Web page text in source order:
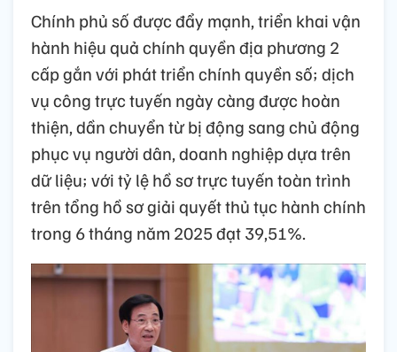
Chính phủ số được đẩy mạnh, triển khai vận
hành hiệu quả chính quyền địa phương 2
cấp gắn với phát triển chính quyền số; dịch
vụ công trực tuyến ngày càng được hoàn
thiện, dần chuyển từ bị động sang chủ động
phục vụ người dân, doanh nghiệp dựa trên
dữ liệu; với tỷ lệ hồ sơ trực tuyến toàn trình
trên tổng hồ sơ giải quyết thủ tục hành chính
trong 6 tháng năm 2025 đạt 39,51%.